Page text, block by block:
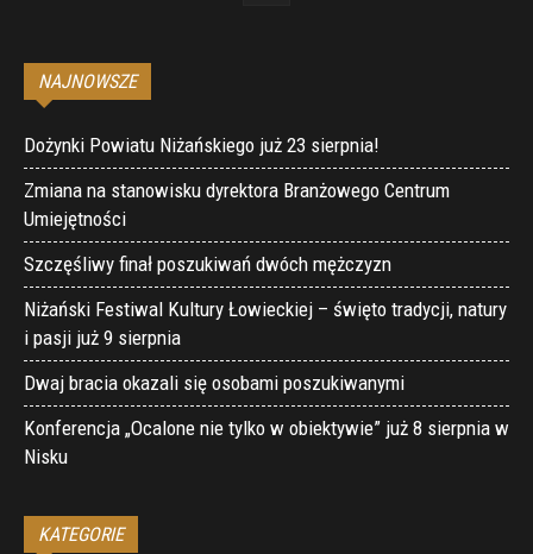
NAJNOWSZE
Dożynki Powiatu Niżańskiego już 23 sierpnia!
Zmiana na stanowisku dyrektora Branżowego Centrum
Umiejętności
Szczęśliwy finał poszukiwań dwóch mężczyzn
Niżański Festiwal Kultury Łowieckiej – święto tradycji, natury
i pasji już 9 sierpnia
Dwaj bracia okazali się osobami poszukiwanymi
Konferencja „Ocalone nie tylko w obiektywie” już 8 sierpnia w
Nisku
KATEGORIE